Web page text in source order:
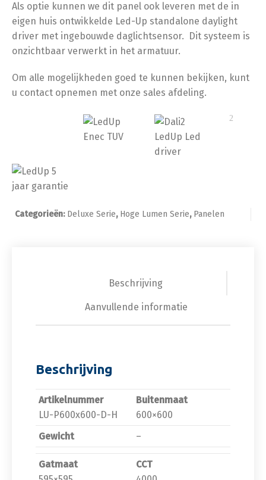
Als optie kunnen we dit panel ook leveren met de in
eigen huis ontwikkelde Led-Up standalone daylight
driver met ingebouwde daglichtsensor. Dit systeem is
onzichtbaar verwerkt in het armatuur.
Om alle mogelijkheden goed te kunnen bekijken, kunt
u contact opnemen met onze sales afdeling.
Categorieën: Deluxe Serie, Hoge Lumen Serie, Panelen
Beschrijving
Aanvullende informatie
Beschrijving
Artikelnummer
LU-P600x600-D-H
Buitenmaat
600×600
Gewicht
–
Gatmaat
CCT